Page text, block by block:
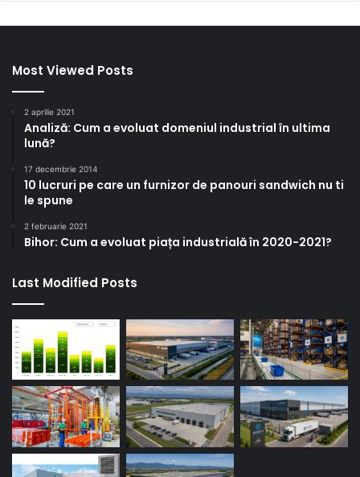
Most Viewed Posts
2 aprilie 2021
Analiză: Cum a evoluat domeniul industrial în ultima
lună?
17 decembrie 2014
10 lucruri pe care un furnizor de panouri sandwich nu ti
le spune
2 februarie 2021
Bihor: Cum a evoluat piața industrială în 2020-2021?
Last Modified Posts